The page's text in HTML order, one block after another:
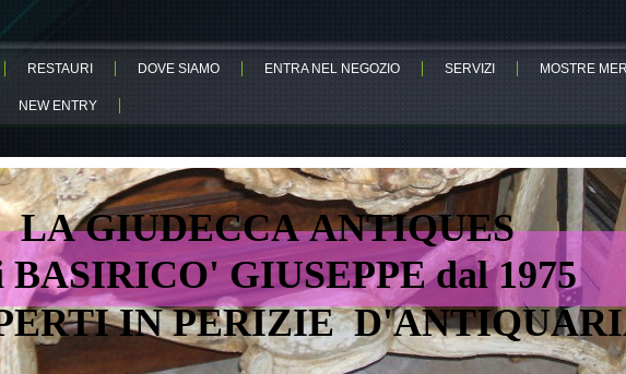
RESTAURI DOVE SIAMO ENTRA NEL NEGOZIO SERVIZI MOSTRE
NEW ENTRY
GIUDECCA ANTIQUES
GIUSEPPE dal 1975
IN PERIZIE